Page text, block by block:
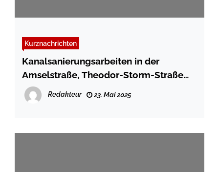
Kurznachrichten
Kanalsanierungsarbeiten in der
Amselstraße, Theodor-Storm-Straße
und Callisenstraße
Redakteur 23. Mai 2025